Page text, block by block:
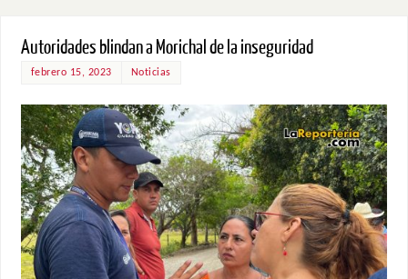
Autoridades blindan a Morichal de la inseguridad
febrero 15, 2023 Noticias